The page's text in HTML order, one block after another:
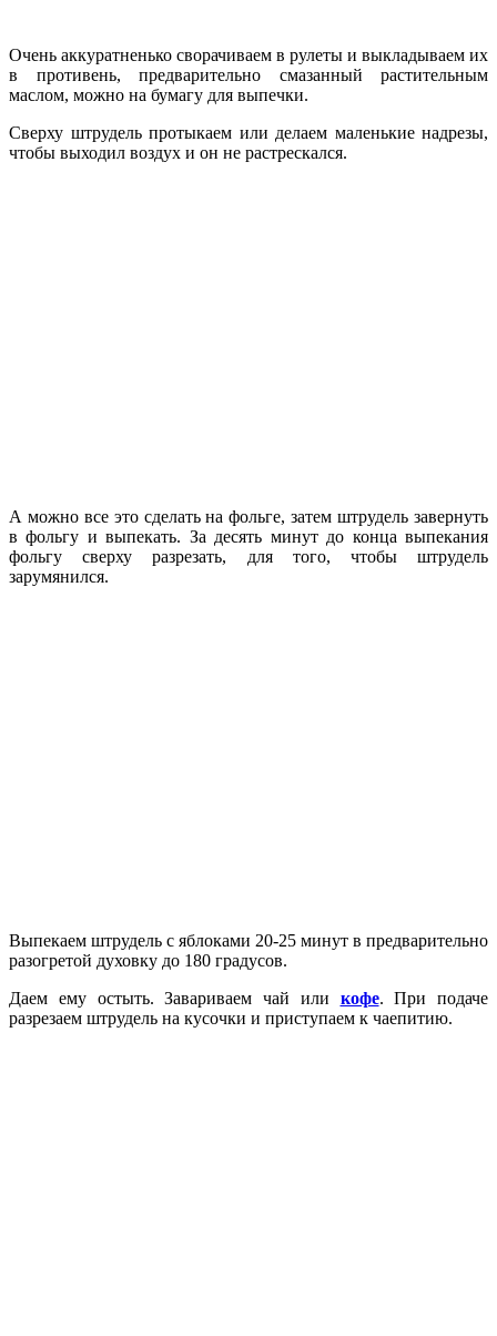
Очень аккуратненько сворачиваем в рулеты и выкладываем их
в противень, предварительно смазанный растительным
маслом, можно на бумагу для выпечки.
Сверху штрудель протыкаем или делаем маленькие надрезы,
чтобы выходил воздух и он не растрескался.
А можно все это сделать на фольге, затем штрудель завернуть
в фольгу и выпекать. За десять минут до конца выпекания
фольгу сверху разрезать, для того, чтобы штрудель
зарумянился.
Выпекаем штрудель с яблоками 20-25 минут в предварительно
разогретой духовку до 180 градусов.
Даем ему остыть. Завариваем чай или кофе. При подаче
разрезаем штрудель на кусочки и приступаем к чаепитию.